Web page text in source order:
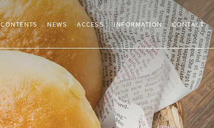
CONTENTS NEWS ACCESS INFORMATION CONTACT